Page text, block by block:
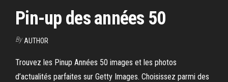
Pin-up des années 50
By AUTHOR
Trouvez les Pinup Années 50 images et les photos
d’actualités parfaites sur Getty Images. Choisissez parmi des